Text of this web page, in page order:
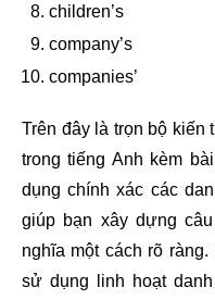
children’s
company’s
companies’
Trên đây là trọn bộ
trong tiếng Anh kèm
dụng chính xác các
giúp bạn xây dựng
nghĩa một cách rõ
sử dụng linh hoạt